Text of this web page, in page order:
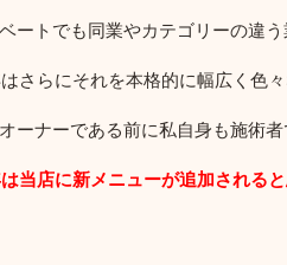
ートでも同業やカテゴリーの違
さらにそれを本格的に幅広く色
ーナーである前に私自身も施術
当店に新メニューが追加される